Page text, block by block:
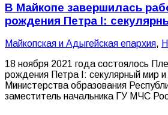
В Майкопе завершилась
рождения Петра I:
Майкопская и Адыгейская епархия,
18 ноября 2021 года состоялось
рождения Петра I: секулярный мир
Министерства образования
заместитель начальника ГУ МЧС